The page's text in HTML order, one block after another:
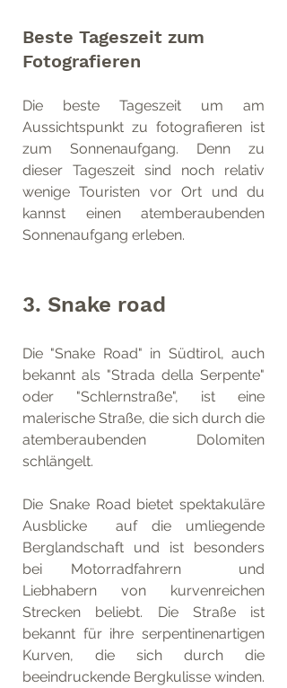
Beste Tageszeit zum
Fotografieren
Die beste Tageszeit um am
Aussichtspunkt zu fotografieren ist
zum Sonnenaufgang. Denn zu
dieser Tageszeit sind noch relativ
wenige Touristen vor Ort und du
kannst einen atemberaubenden
Sonnenaufgang erleben.
3. Snake road
Die "Snake Road" in Südtirol, auch
bekannt als "Strada della Serpente"
oder "Schlernstraße", ist eine
malerische Straße, die sich durch die
atemberaubenden Dolomiten
schlängelt.
Die Snake Road bietet spektakuläre
Ausblicke  auf die umliegende
Berglandschaft und ist besonders
bei Motorradfahrern  und
Liebhabern von kurvenreichen
Strecken beliebt. Die Straße ist
bekannt für ihre serpentinenartigen
Kurven, die sich durch die
beeindruckende Bergkulisse winden.